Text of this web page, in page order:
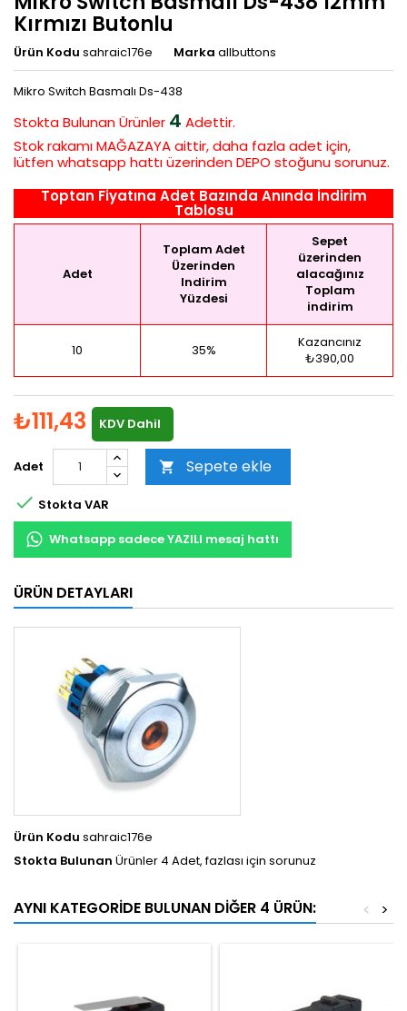
Kırmızı Butonlu
Ürün Kodu sahraic176e Marka allbuttons
Mikro Switch Basmalı Ds-438
Stokta BulunanÜrünler 4 Adettir.
Stok rakamı MAĞAZAYA aittir, daha fazla adet için,
lütfen whatsapp hattı üzerinden DEPO stoğunu sorunuz.
Toptan Fiyatına Adet Bazında Anında İndirim
Tablosu
Adet
Toplam Adet
Üzerinden
Indirim
Yüzdesi
Sepet
üzerinden
alacağınız
Toplam
indirim
10 35%
Kazancınız
₺390,00
₺111,43 KDV Dahil
Adet  Sepete ekle
 Stokta VAR
Whatsapp sadece YAZILI mesaj hattı
ÜRÜN DETAYLARI
Ürün Kodu sahraic176e
Stokta Bulunan Ürünler 4 Adet, fazlası için sorunuz
AYNI KATEGORIDE BULUNAN DIĞER 4 ÜRÜN: >
<